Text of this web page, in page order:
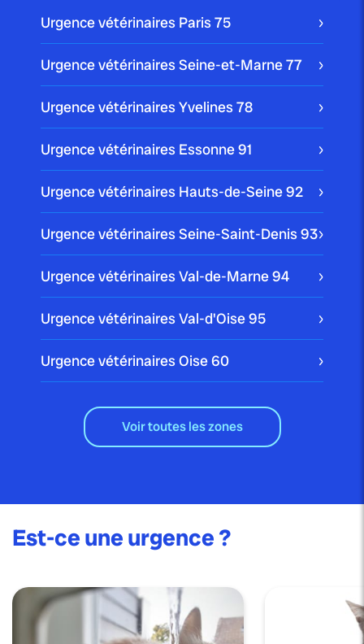
Urgence vétérinaires Paris75
Urgence vétérinaires Seine-et-Marne77
Urgence vétérinaires Yvelines78
Urgence vétérinaires Essonne91
Urgence vétérinaires Hauts-de-Seine92
Urgence vétérinaires Seine-Saint-Denis93
Urgence vétérinaires Val-de-Marne94
Urgence vétérinaires Val-d'Oise95
Urgence vétérinaires Oise60
Voir toutes les zones
Est-ce une urgence ?